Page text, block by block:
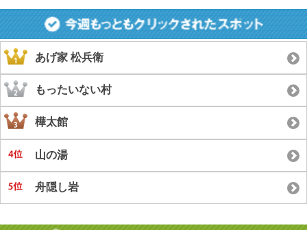
あげ家 松兵衛
もったいない村
樺太館
山の湯
舟隠し岩